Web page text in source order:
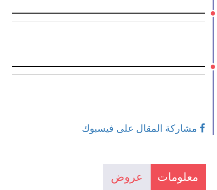
مشاركة المقال على فيسبوك
معلومات عروض